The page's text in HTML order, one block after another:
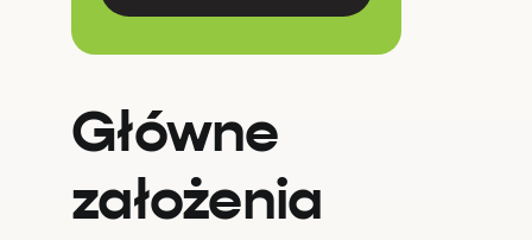
Główne
założenia